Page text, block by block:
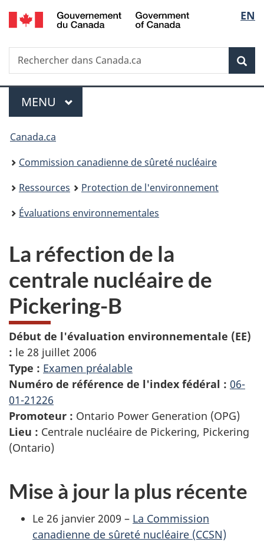
Passer
au
principal
de
la
EN
Recherche
Rechercher
dans
Menu
MENU PRINCIPAL
Vous
êtes
ici
Canada.ca
Commission canadienne de sûreté nucléaire
Ressources
Protection de l'environnement
Évaluations environnementales
La réfection de la
centrale nucléaire de
Pickering-B
Début de l'évaluation environnementale (EE)
: le 28 juillet 2006
Type : Examen préalable
Numéro de référence de l'index fédéral : 06-
01-21226
Promoteur : Ontario Power Generation (OPG)
Lieu : Centrale nucléaire de Pickering, Pickering
(Ontario)
Mise à jour la plus récente
Le 26 janvier 2009 – La Commission
canadienne de sûreté nucléaire (CCSN)